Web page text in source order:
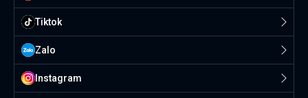
Tiktok
Zalo
Instagram